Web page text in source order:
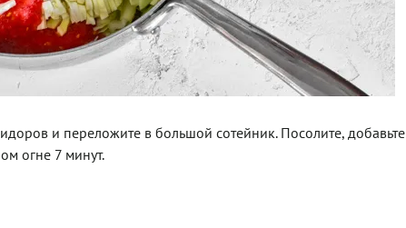
и переложите в большой сотейник. Посолите, добавьте
огне 7 минут.